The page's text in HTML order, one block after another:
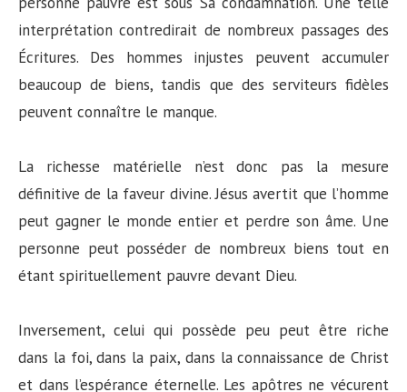
interprétation contredirait de nombreux passages des
Écritures. Des hommes injustes peuvent accumuler
beaucoup de biens, tandis que des serviteurs fidèles
peuvent connaître le manque.
La richesse matérielle n’est donc pas la mesure
définitive de la faveur divine. Jésus avertit que l’homme
peut gagner le monde entier et perdre son âme. Une
personne peut posséder de nombreux biens tout en
étant spirituellement pauvre devant Dieu.
Inversement, celui qui possède peu peut être riche
dans la foi, dans la paix, dans la connaissance de Christ
et dans l’espérance éternelle. Les apôtres ne vécurent